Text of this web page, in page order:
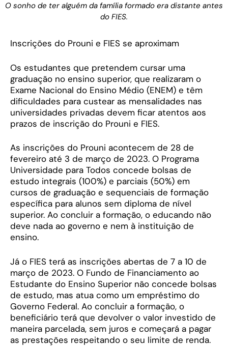
O sonho de ter alguém da família formado era distante antes
do FIES.
Inscrições do Prouni e FIES se aproximam
Os estudantes que pretendem cursar uma
graduação no ensino superior, que realizaram o
Exame Nacional do Ensino Médio (ENEM) e têm
dificuldades para custear as mensalidades nas
universidades privadas devem ficar atentos aos
prazos de inscrição do Prouni e FIES.
As inscrições do Prouni acontecem de 28 de
fevereiro até 3 de março de 2023. O Programa
Universidade para Todos concede bolsas de
estudo integrais (100%) e parciais (50%) em
cursos de graduação e sequenciais de formação
específica para alunos sem diploma de nível
superior. Ao concluir a formação, o educando não
deve nada ao governo e nem à instituição de
ensino.
Já o FIES terá as inscrições abertas de 7 a 10 de
março de 2023. O Fundo de Financiamento ao
Estudante do Ensino Superior não concede bolsas
de estudo, mas atua como um empréstimo do
Governo Federal. Ao concluir a formação, o
beneficiário terá que devolver o valor investido de
maneira parcelada, sem juros e começará a pagar
as prestações respeitando o seu limite de renda.